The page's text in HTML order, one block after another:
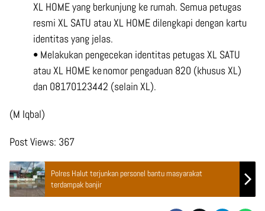
XL HOME yang berkunjung ke rumah. Semua petugas
resmi XL SATU atau XL HOME dilengkapi dengan kartu
identitas yang jelas.
• Melakukan pengecekan identitas petugas XL SATU
atau XL HOME ke nomor pengaduan 820 (khusus XL)
dan 08170123442 (selain XL).
(M Iqbal)
Post Views: 367
Polres Halut terjunkan personel bantu masyarakat
terdampak banjir